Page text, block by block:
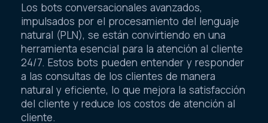
Los bots conversacionales avanzados,
impulsados por el procesamiento del lenguaje
natural (PLN), se están convirtiendo en una
herramienta esencial para la atención al cliente
24/7. Estos bots pueden entender y responder
a las consultas de los clientes de manera
natural y eficiente, lo que mejora la satisfacción
del cliente y reduce los costos de atención al
cliente.